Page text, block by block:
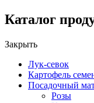
Каталог
Закрыть
Лук-севок
Картофель
Посадочный
Розы